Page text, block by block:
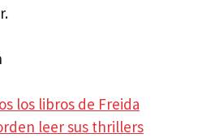
los libros de Freida
leer sus thrillers